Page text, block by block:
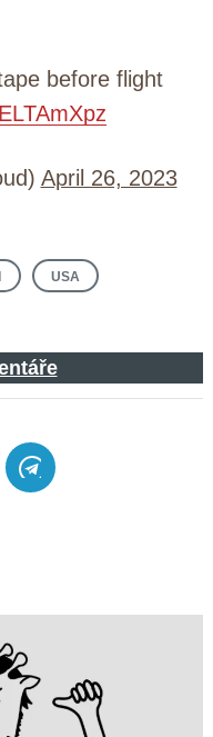
before flight
April 26, 2023
USA
Telegram